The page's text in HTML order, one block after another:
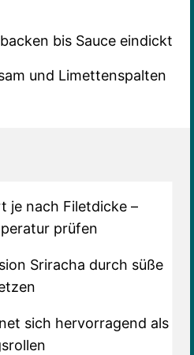
bis Sauce eindickt
und Limettenspalten
je nach Filetdicke –
prüfen
Sriracha durch süße
sich hervorragend als